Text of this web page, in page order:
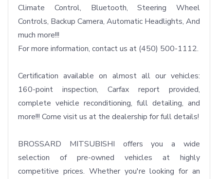
Climate Control, Bluetooth, Steering Wheel
Controls, Backup Camera, Automatic Headlights, And
much more!!!
For more information, contact us at (450) 500-1112.
Certification available on almost all our vehicles:
160-point inspection, Carfax report provided,
complete vehicle reconditioning, full detailing, and
more!!! Come visit us at the dealership for full details!
BROSSARD MITSUBISHI offers you a wide
selection of pre-owned vehicles at highly
competitive prices. Whether you're looking for an